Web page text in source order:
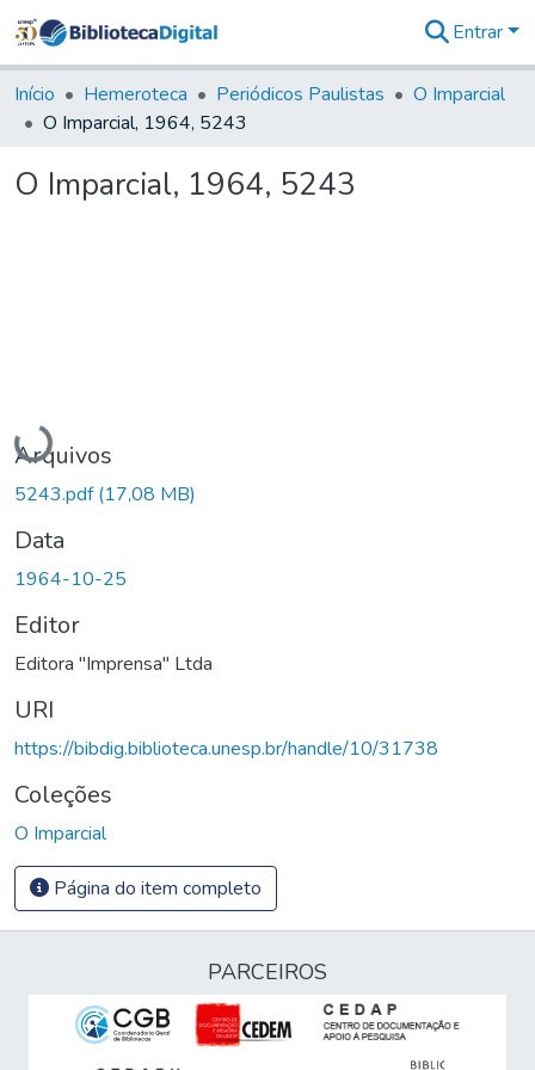
&
Coleções
Tudo na
Digital
Entrar
Início Hemeroteca Periódicos Paulistas
O Imparcial
O Imparcial, 1964, 5243
O Imparcial, 1964, 5243
Carregando...
Arquivos
5243.pdf(17,08 MB)
Data
1964-10-25
Editor
Editora "Imprensa" Ltda
URI
https://bibdig.biblioteca.unesp.br/handle/10/31738
Coleções
O Imparcial
Página do item completo
PARCEIROS